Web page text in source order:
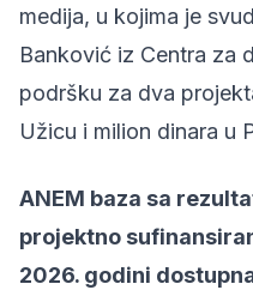
medija, u kojima je
Banković iz Centra za
podršku za dva
Užicu i milion dinara u
ANEM baza sa
projektno
2026. godini